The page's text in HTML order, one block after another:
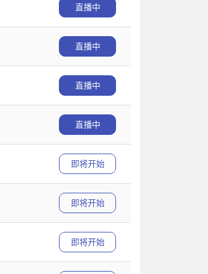
直播中
直播中
直播中
直播中
即将开始
即将开始
即将开始